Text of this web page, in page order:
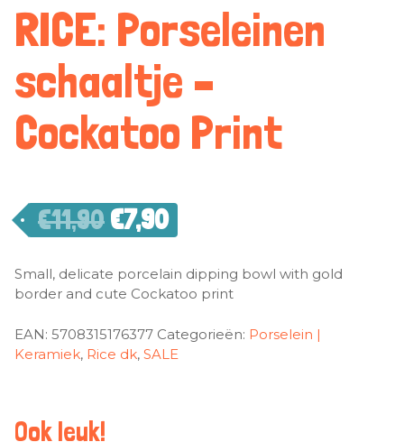
RICE: Porseleinen
schaaltje –
Cockatoo Print
€11,90 €7,90
Small, delicate porcelain dipping bowl with gold
border and cute Cockatoo print
EAN: 5708315176377 Categorieën: Porselein |
Keramiek, Rice dk, SALE
Ook leuk!